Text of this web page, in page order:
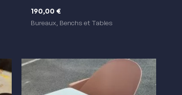
190,00 €
Bureaux, Benchs et Tables